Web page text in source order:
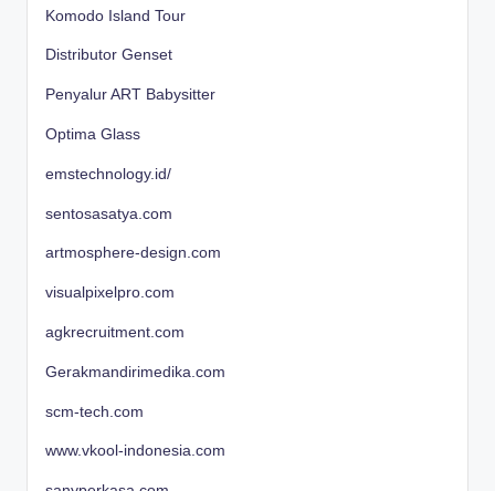
Komodo Island Tour
Distributor Genset
Penyalur ART Babysitter
Optima Glass
emstechnology.id/
sentosasatya.com
artmosphere-design.com
visualpixelpro.com
agkrecruitment.com
Gerakmandirimedika.com
scm-tech.com
www.vkool-indonesia.com